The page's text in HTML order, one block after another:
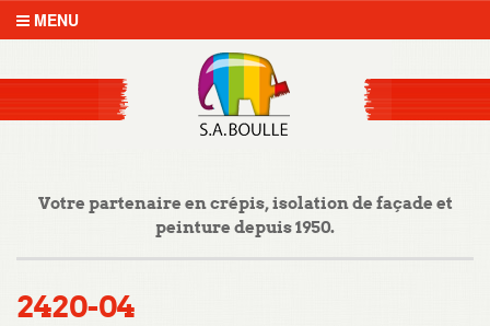
MENU
Votre partenaire en crépis, isolation de façade et
peinture depuis 1950.
2420-04